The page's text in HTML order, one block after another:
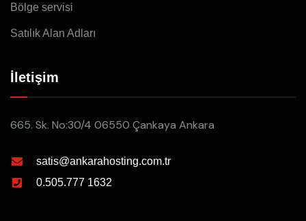
Bölge servisi
Satılık Alan Adları
İletişim
665. Sk. No:30/4 06550 Çankaya Ankara
satis@ankarahosting.com.tr
0.505.777 1632